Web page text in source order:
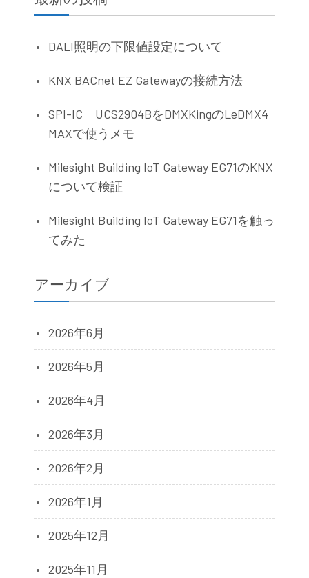
DALI照明の下限値設定について
KNX BACnet EZ Gatewayの接続方法
SPI-IC UCS2904BをDMXKingのLeDMX4
MAXで使うメモ
Milesight Building IoT Gateway EG71のKNX
について検証
Milesight Building IoT Gateway EG71を触っ
てみた
アーカイブ
2026年6月
2026年5月
2026年4月
2026年3月
2026年2月
2026年1月
2025年12月
2025年11月